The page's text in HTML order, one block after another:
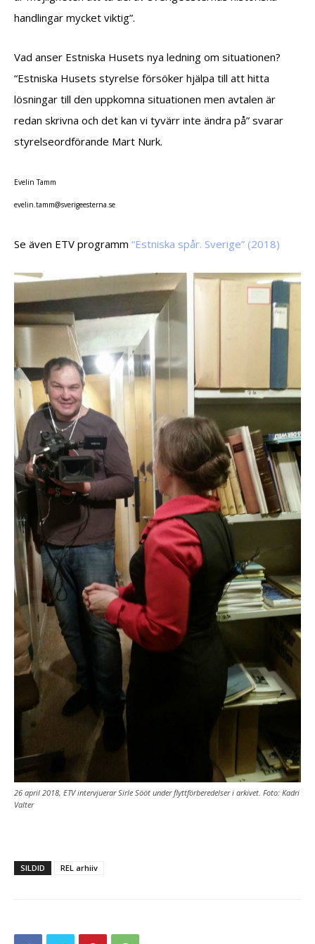
handlingar mycket viktig”.
Vad anser Estniska Husets nya ledning om situationen?
“Estniska Husets styrelse försöker hjälpa till att hitta
lösningar till den uppkomna situationen men avtalen är
redan skrivna och det kan vi tyvärr inte ändra på” svarar
styrelseordförande Mart Nurk.
Evelin Tamm
es.an
retse
egire
vs@mm
at.ni
leve
Se även ETV programm “Estniska spår. Sverige” (2018)
26 april 2018, ETV intervjuerar Sirle Sööt under flyttförberedelser i arkivet. Foto: Kadri
Valter
SILDID REL arhiiv